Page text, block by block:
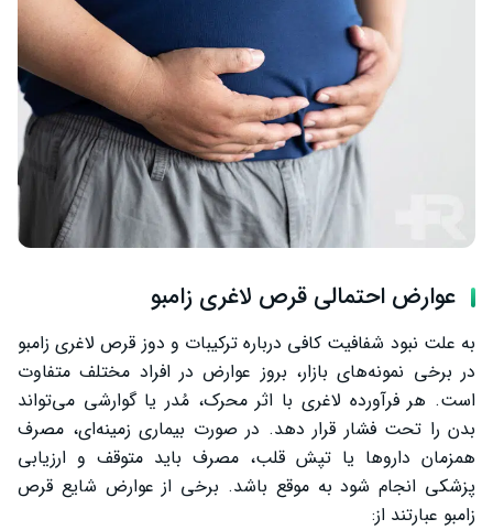
عوارض احتمالی قرص لاغری زامبو
به علت نبود شفافیت کافی درباره ترکیبات و دوز قرص لاغری زامبو
در برخی نمونه‌های بازار، بروز عوارض در افراد مختلف متفاوت
است. هر فرآورده لاغری با اثر محرک، مُدر یا گوارشی می‌تواند
بدن را تحت فشار قرار دهد. در صورت بیماری زمینه‌ای، مصرف
همزمان داروها یا تپش قلب، مصرف باید متوقف و ارزیابی
پزشکی انجام شود به موقع باشد. برخی از عوارض شایع قرص
زامبو عبارتند از: